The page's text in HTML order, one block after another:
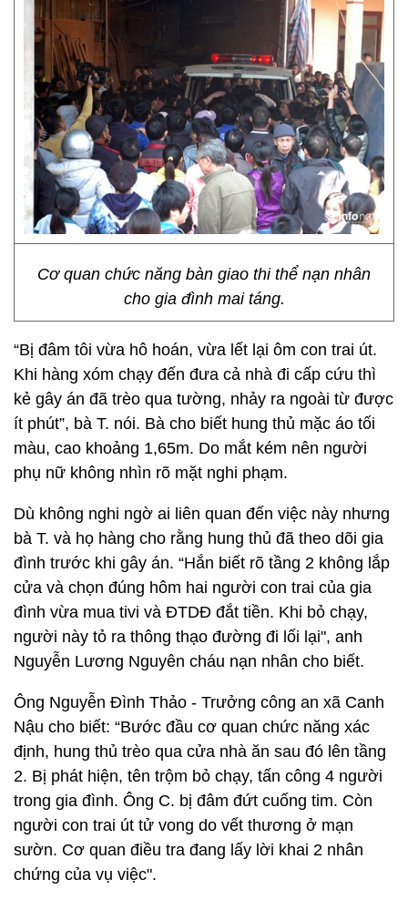
Cơ quan chức năng bàn giao thi thể nạn nhân
cho gia đình mai táng.
“Bị đâm tôi vừa hô hoán, vừa lết lại ôm con trai út.
Khi hàng xóm chạy đến đưa cả nhà đi cấp cứu thì
kẻ gây án đã trèo qua tường, nhảy ra ngoài từ được
ít phút”, bà T. nói. Bà cho biết hung thủ mặc áo tối
màu, cao khoảng 1,65m. Do mắt kém nên người
phụ nữ không nhìn rõ mặt nghi phạm.
Dù không nghi ngờ ai liên quan đến việc này nhưng
bà T. và họ hàng cho rằng hung thủ đã theo dõi gia
đình trước khi gây án. “Hắn biết rõ tầng 2 không lắp
cửa và chọn đúng hôm hai người con trai của gia
đình vừa mua tivi và ĐTDĐ đắt tiền. Khi bỏ chạy,
người này tỏ ra thông thạo đường đi lối lại", anh
Nguyễn Lương Nguyên cháu nạn nhân cho biết.
Ông Nguyễn Đình Thảo - Trưởng công an xã Canh
Nậu cho biết: “Bước đầu cơ quan chức năng xác
định, hung thủ trèo qua cửa nhà ăn sau đó lên tầng
2. Bị phát hiện, tên trộm bỏ chạy, tấn công 4 người
trong gia đình. Ông C. bị đâm đứt cuống tim. Còn
người con trai út tử vong do vết thương ở mạn
sườn. Cơ quan điều tra đang lấy lời khai 2 nhân
chứng của vụ việc".